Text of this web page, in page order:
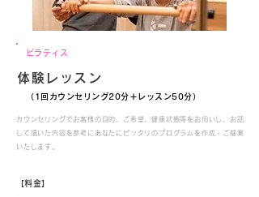
​ピラティス
体験レッスン
​（1回カウンセリング20分＋レッスン50分）
カウンセリングでお客様の目的、ご希望、健康状態等をお伺いし、お話
して頂いた内容を参考にあなたにピッタリのプログラムを作成・ご提案
いたします。
​【料金】